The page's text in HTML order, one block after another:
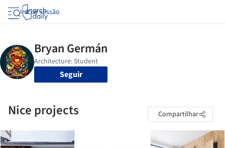
Iniciar sessão
Seguir
Nice projects Compartilhar